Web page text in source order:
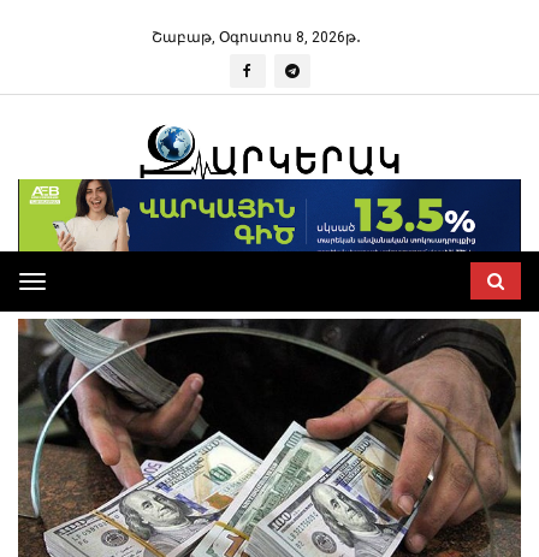
Շաբաթ, Օգոստոս 8, 2026թ․
Toggle
navigation